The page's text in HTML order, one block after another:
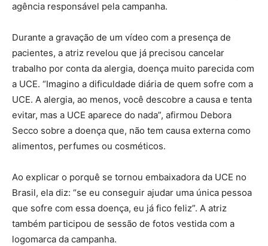
agência responsável pela campanha.
Durante a gravação de um vídeo com a presença de
pacientes, a atriz revelou que já precisou cancelar
trabalho por conta da alergia, doença muito parecida com
a UCE. “Imagino a dificuldade diária de quem sofre com a
UCE. A alergia, ao menos, você descobre a causa e tenta
evitar, mas a UCE aparece do nada”, afirmou Debora
Secco sobre a doença que, não tem causa externa como
alimentos, perfumes ou cosméticos.
Ao explicar o porquê se tornou embaixadora da UCE no
Brasil, ela diz: “se eu conseguir ajudar uma única pessoa
que sofre com essa doença, eu já fico feliz”. A atriz
também participou de sessão de fotos vestida com a
logomarca da campanha.